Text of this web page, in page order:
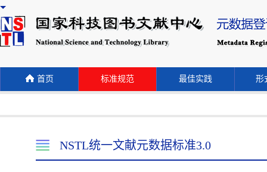
首页 标准规范 最佳实践 形
NSTL统一文献元数据标准3.0